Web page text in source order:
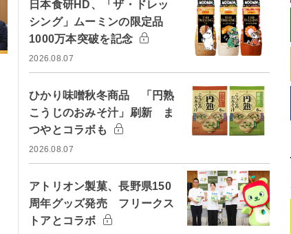
日本食研HD、「ザ・ドレッ
シング」ムーミンの限定品
1000万本突破を記念
2026.08.07
ひかり味噌秋冬商品 「円熟
こうじのおみそ汁」刷新 ま
つやとコラボも
2026.08.07
アトリオン製菓、長野県150
周年グッズ発売 フリークス
トアとコラボ